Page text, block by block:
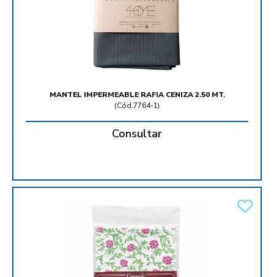
MANTEL IMPERMEABLE RAFIA CENIZA 2.50 MT.
(Cód.7764-1)
Consultar